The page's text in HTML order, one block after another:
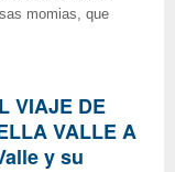
momias, que
VIAJE DE
VALLE A
y su